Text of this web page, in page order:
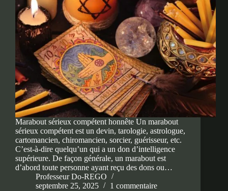
Marabout sérieux compétent honnête Un marabout
sérieux compétent est un devin, tarologie, astrologue,
cartomancien, chiromancien, sorcier, guérisseur, etc.
C’est-à-dire quelqu’un qui a un don d’intelligence
supérieure. De façon générale, un marabout est
d’abord toute personne ayant reçu des dons ou…
Professeur Do-REGO
septembre 25, 2025
1 commentaire